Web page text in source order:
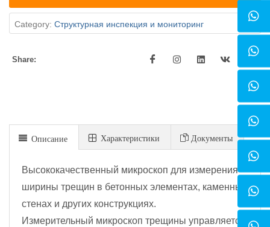
Category: Cтруктурная инспекция и мониторинг
Share:
Описание Xарактеристики Документы
Высококачественный микроскоп для измерения
ширины трещин в бетонных элементах, каменных
стенах и других конструкциях.
Измерительный микроскоп трещины управляется